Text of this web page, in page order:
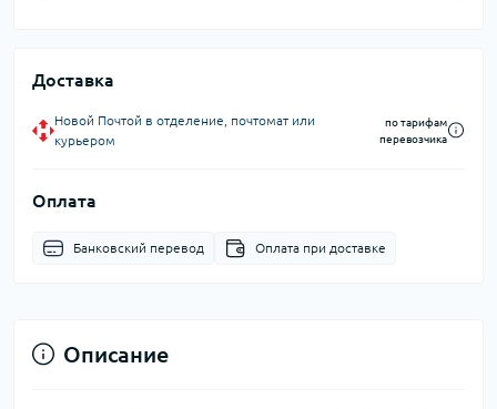
Доставка
Новой Почтой в отделение, почтомат или
курьером
по тарифам
перевозчика
Оплата
Банковский перевод Оплата при доставке
Описание